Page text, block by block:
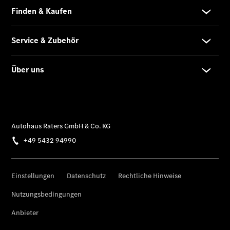
Übersicht
Wartung
Service-
Pakete
Service